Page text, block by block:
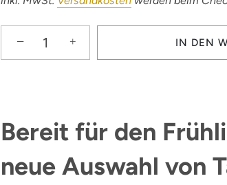
− + IN DEN
Bereit für den
neue Auswahl von